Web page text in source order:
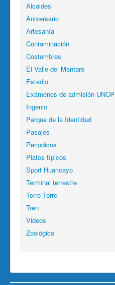
Alcaldes
Aniversario
Artesanía
Contaminación
Costumbres
El Valle del Mantaro
Estadio
Exámenes de admisión UNCP
Ingenio
Parque de la Identidad
Pasajes
Periodicos
Platos típicos
Sport Huancayo
Terminal terrestre
Torre Torre
Tren
Videos
Zoológico